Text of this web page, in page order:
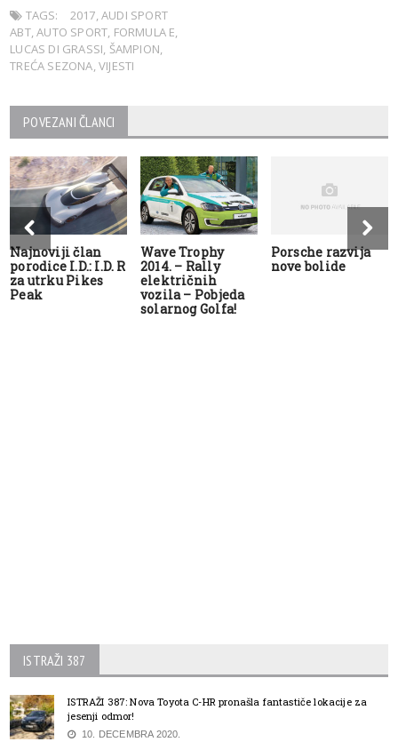
TAGS:
2017,AUDI SPORT
ABT,AUTO SPORT, FORMULA E,
LUCAS DI GRASSI, ŠAMPION,
TREĆA SEZONA,VIJESTI
POVEZANI ČLANCI
Najnoviji član
porodice I.D.: I.D. R
za utrku Pikes
Peak
Wave Trophy
2014. – Rally
električnih
vozila – Pobjeda
solarnog Golfa!
Porsche razvija
nove bolide
ISTRAŽI 387
ISTRAŽI 387: Nova Toyota C-HR pronašla fantastiče lokacije za
jesenji odmor!
10. DECEMBRA 2020.